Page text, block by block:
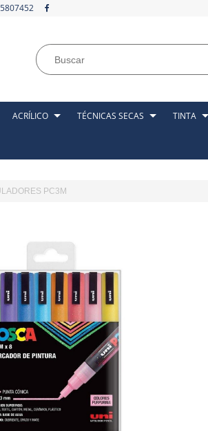
ACRÍLICO TÉCNICAS SECAS TINTA
PC3M